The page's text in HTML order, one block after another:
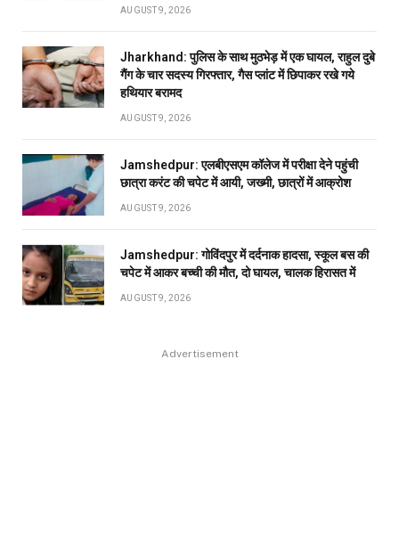
AUGUST 9, 2026
Jharkhand: पुलिस के साथ मुठभेड़ में एक घायल, राहुल दुबे
गैंग के चार सदस्य गिरफ्तार, गैस प्लांट में छिपाकर रखे गये
हथियार बरामद
AUGUST 9, 2026
Jamshedpur: एलबीएसएम कॉलेज में परीक्षा देने पहुंची
छात्रा करंट की चपेट में आयी, जख्मी, छात्रों में आक्रोश
AUGUST 9, 2026
Jamshedpur: गोविंदपुर में दर्दनाक हादसा, स्कूल बस की
चपेट में आकर बच्ची की मौत, दो घायल, चालक हिरासत में
AUGUST 9, 2026
Advertisement